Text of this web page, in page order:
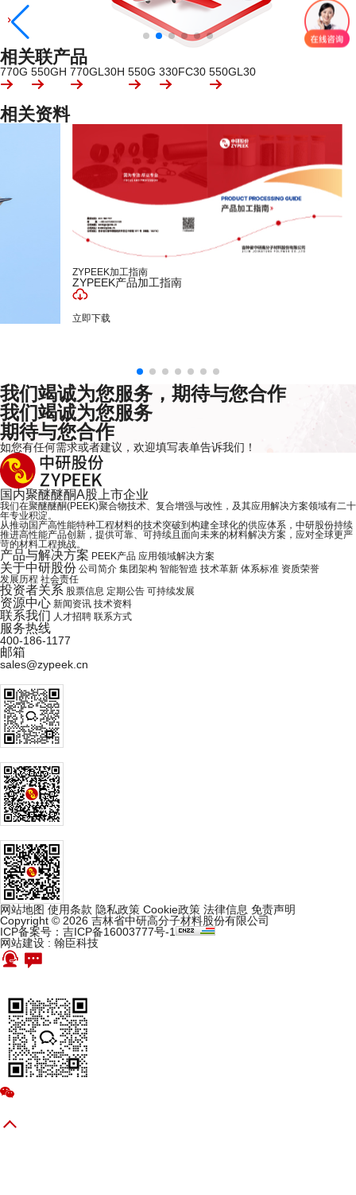
相关联产品
770G 550GH 770GL30H 550G 330FC30 550GL30
相关资料
ZYPEEK加工指南
ZYPEEK产品加工指南
我们竭诚为您服务，期待与您合作
我们竭诚为您服务
期待与您合作
如您有任何需求或者建议，欢迎填写表单告诉我们！
国内聚醚醚酮A股上市企业
我们在聚醚醚酮(PEEK)聚合物技术、复合增强与改性，及其应用解决方案领域有二十
年专业积淀。
从推动国产高性能特种工程材料的技术突破到构建全球化的供应体系，中研股份持续
推进高性能产品创新，提供可靠、可持续且面向未来的材料解决方案，应对全球更严
苛的材料工程挑战。
产品与解决方案 PEEK产品 应用领域解决方案
关于中研股份 公司简介 集团架构 智能智造 技术革新 体系标准 资质荣誉
发展历程 社会责任
投资者关系 股票信息 定期公告 可持续发展
资源中心 新闻资讯 技术资料
联系我们 人才招聘 联系方式
服务热线
400-186-1177
邮箱
sales@zypeek.cn
网站地图 使用条款 隐私政策 Cookie政策 法律信息 免责声明
Copyright © 2026 吉林省中研高分子材料股份有限公司
ICP备案号：吉ICP备16003777号-1
网站建设 : 翰臣科技